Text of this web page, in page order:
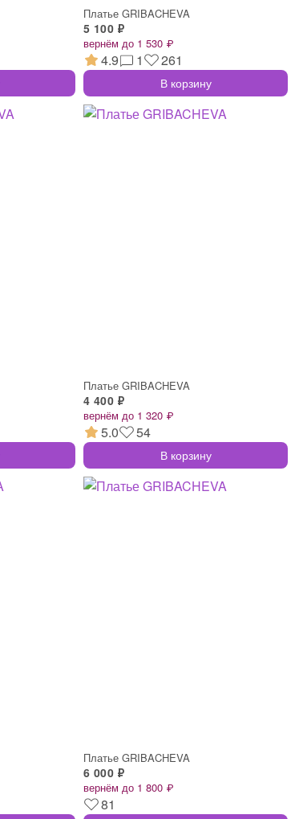
Платье GRIBACHEVA
5 100 ₽
вернём до 1 530 ₽
4.9 1 261
В корзину
Платье GRIBACHEVA
4 400 ₽
вернём до 1 320 ₽
5.0 54
В корзину
Платье GRIBACHEVA
6 000 ₽
вернём до 1 800 ₽
81